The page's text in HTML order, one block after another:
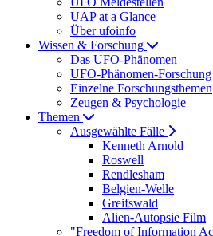
UAP at a Glance
Über ufoinfo
Wissen & Forschung
Das UFO-Phänomen
UFO-Phänomen-Forschung
Einzelne Forschungsthemen
Zeugen & Psychologie
Themen
Ausgewählte Fälle
Kenneth Arnold
Roswell
Rendlesham
Belgien-Welle
Greifswald
Alien-Autopsie Film
"Freedom of Information